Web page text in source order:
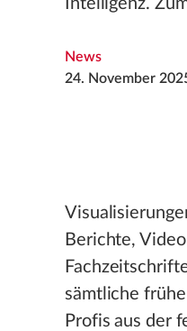
Intelligenz.
News
24. November
Berichte,
sämtliche
Profis aus der